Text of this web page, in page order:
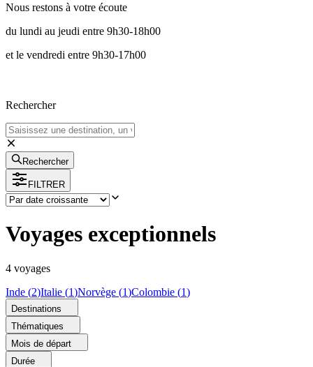
Nous restons à votre écoute
du lundi au jeudi entre 9h30-18h00
et le vendredi entre 9h30-17h00
Rechercher
Rechercher
FILTRER
Voyages exceptionnels
4 voyages
Inde (2)Italie (1)Norvège (1)Colombie (1)
Destinations
Thématiques
Mois de départ
Durée